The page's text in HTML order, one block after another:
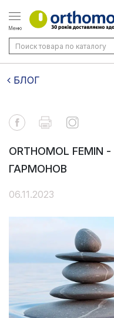
Меню
БЛОГ
ORTHOMOL
ГАРМОНОВ
06.11.2023